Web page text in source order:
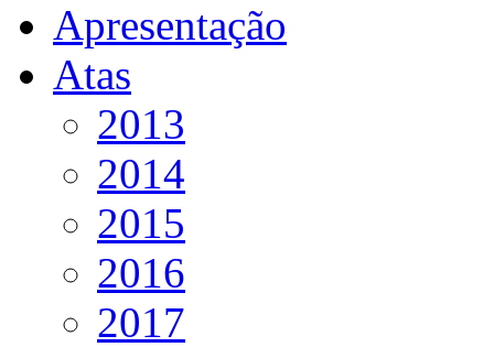
Apresentação
Atas
2013
2014
2015
2016
2017